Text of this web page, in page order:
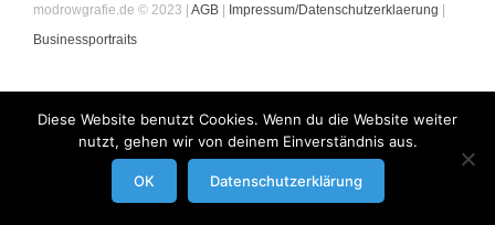
modrowgrafie.de © 2023 | AGB| Impressum/Datenschutzerklaerung
Businessportraits
Diese Website benutzt Cookies. Wenn du die Website weiter
nutzt, gehen wir von deinem Einverständnis aus.
OK Datenschutzerklärung